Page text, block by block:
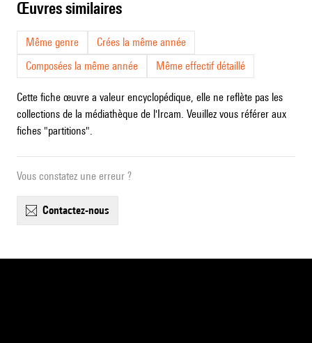
œuvres similaires
Même genre
Crées la même année
Composées la même année
Même effectif détaillé
Cette fiche œuvre a valeur encyclopédique, elle ne reflète pas les
collections de la médiathèque de l'Ircam. Veuillez vous référer aux
fiches "partitions".
Vous constatez une erreur ?
contactez-nous